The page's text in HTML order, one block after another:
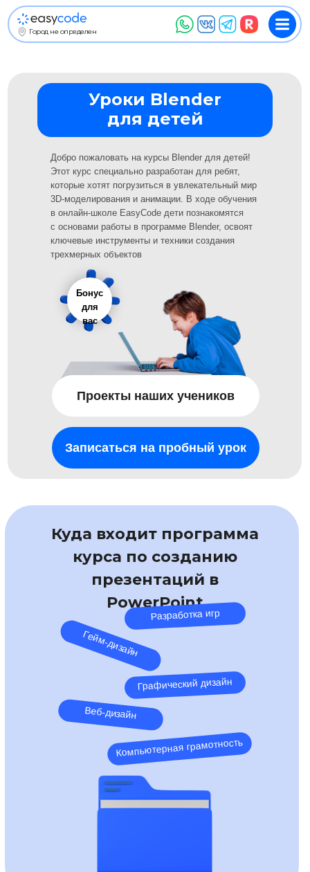
Город не определен
Проекты наших учеников
Записаться на пробный урок
Добро пожаловать на курсы Blender для детей!
Этот курс специально разработан для ребят,
которые хотят погрузиться в увлекательный мир
3D-моделирования и анимации. В ходе обучения
в онлайн-школе EasyCode дети познакомятся
с основами работы в программе Blender, освоят
ключевые инструменты и техники создания
трехмерных объектов
Уроки Blender
для детей
Бонус
для
вас
Куда входит программа
курса по созданию
презентаций в
PowerPoint
Гейм-дизайн
Компьютерная грамотность
Разработка игр
Веб-дизайн
Графический дизайн
_